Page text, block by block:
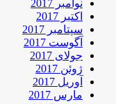
نوامبر 2017
اکتبر 2017
سپتامبر 2017
آگوست 2017
جولای 2017
ژوئن 2017
آوریل 2017
مارس 2017